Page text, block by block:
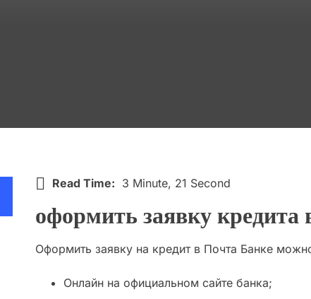
Read Time: 3 Minute, 21 Second
оформить заявку кредита
Оформить заявку на кредит в Почта Банке
Онлайн на официальном сайте банка;